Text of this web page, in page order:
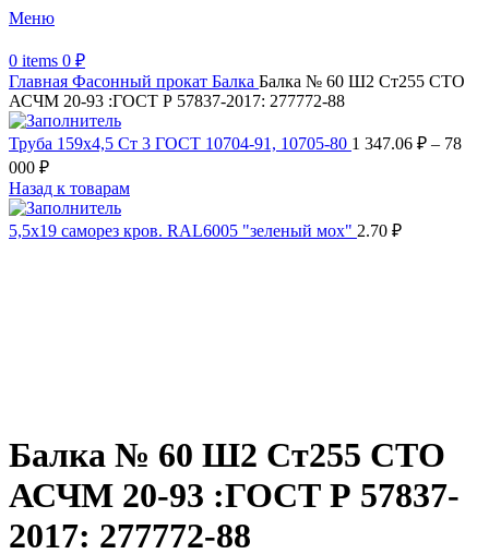
Меню
0 items 0 ₽
Главная Фасонный прокат Балка Балка № 60 Ш2 Ст255 СТО
АСЧМ 20-93 :ГОСТ Р 57837-2017: 277772-88
Труба 159х4,5 Ст 3 ГОСТ 10704-91, 10705-80 1 347.06 ₽ – 78
000 ₽
Назад к товарам
5,5х19 cаморез кров. RAL6005 "зеленый мох" 2.70 ₽
Балка № 60 Ш2 Ст255 СТО
АСЧМ 20-93 :ГОСТ Р 57837-
2017: 277772-88